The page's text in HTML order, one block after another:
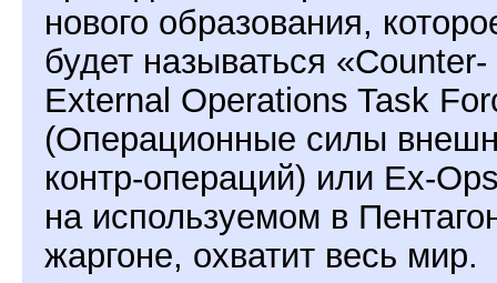
нового образования,
будет называться «Counter-
External Operations Task
(Операционные силы
контр-операций) или Ex-
на используемом в
жаргоне, охватит весь мир.